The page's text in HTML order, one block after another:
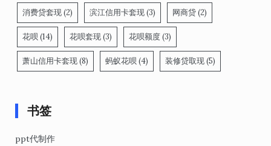
消费贷套现(2) 滨江信用卡套现(3) 网商贷(2)
花呗 (14) 花呗套现(3) 花呗额度(3)
萧山信用卡套现(8) 蚂蚁花呗 (4) 装修贷取现(5)
书签
ppt代制作